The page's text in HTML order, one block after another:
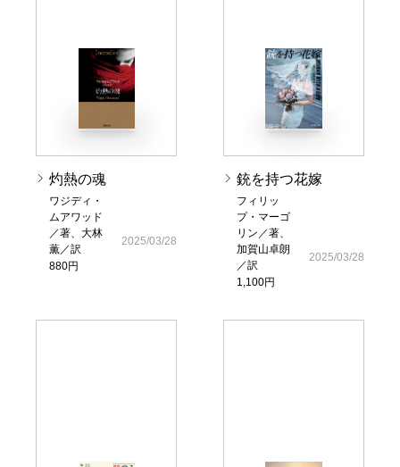
灼熱の魂
ワジディ・
ムアワッド
／著、大林
薫／訳
880円
2025/03/28
銃を持つ花嫁
フィリッ
プ・マーゴ
リン／著、
加賀山卓朗
／訳
1,100円
2025/03/28